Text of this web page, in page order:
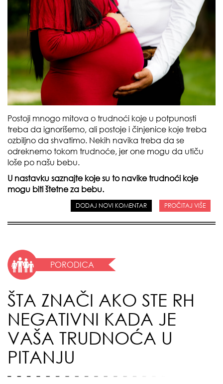
Postoji mnogo mitova o trudnoći koje u potpunosti
treba da ignorišemo, ali postoje i činjenice koje treba
ozbiljno da shvatimo. Nekih navika treba da se
odreknemo tokom trudnoće, jer one mogu da utiču
loše po našu bebu.
U nastavku saznajte koje su to navike trudnoći koje
mogu biti štetne za bebu.
DODAJ NOVI KOMENTAR PROČITAJ VIŠE
PORODICA
ŠTA ZNAČI AKO STE RH
NEGATIVNI KADA JE
VAŠA TRUDNOĆA U
PITANJU